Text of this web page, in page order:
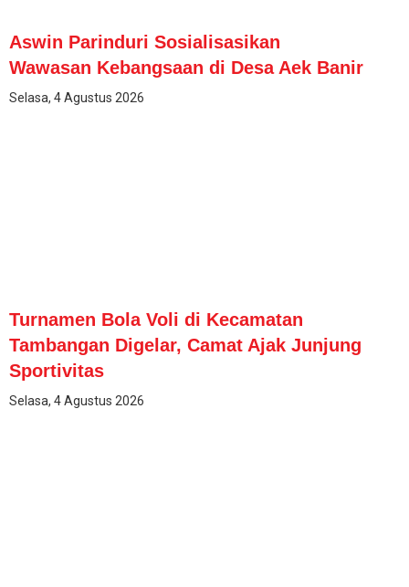
Aswin Parinduri Sosialisasikan
Wawasan Kebangsaan di Desa Aek Banir
Selasa, 4 Agustus 2026
Turnamen Bola Voli di Kecamatan
Tambangan Digelar, Camat Ajak Junjung
Sportivitas
Selasa, 4 Agustus 2026